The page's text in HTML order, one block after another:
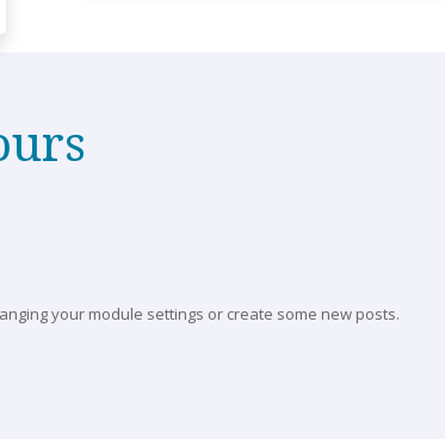
your module settings or create some new posts.